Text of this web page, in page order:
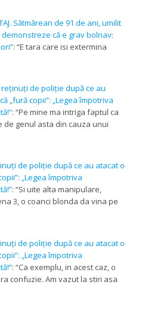
Sătmărean de 91 de ani, umilit
că e grav bolnav:
: “E tara care isi extermina
reținuți de poliție după ce au
„fură copii”: „Legea împotriva
: “Pe mine ma intriga faptul ca
genul asta din cauza unui
de poliție după ce au atacat o
„Legea împotriva
: “Si uite alta manipulare,
3, o coanci blonda da vina pe
de poliție după ce au atacat o
„Legea împotriva
: “Ca exemplu, in acest caz, o
confuzie. Am vazut la stiri asa